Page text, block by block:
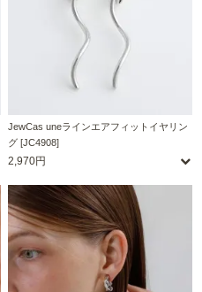
JewCas uneラインエアフィットイヤリン
グ [JC4908]
2,970円